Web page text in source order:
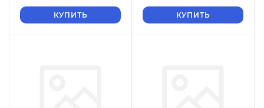
КУПИТЬ КУПИТЬ